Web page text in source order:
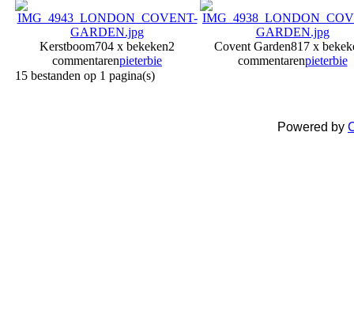
Kerstboom704 x bekeken2
commentarenpieterbie
Covent Garden817 x
commentarenpieterbie
15 bestanden op 1 pagina(s)
Powered by